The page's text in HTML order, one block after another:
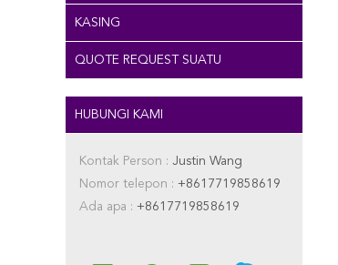
KASING
QUOTE REQUEST SUATU
HUBUNGI KAMI
Kontak Person : Justin Wang
Nomor telepon : +8617719858619
Ada apa : +8617719858619